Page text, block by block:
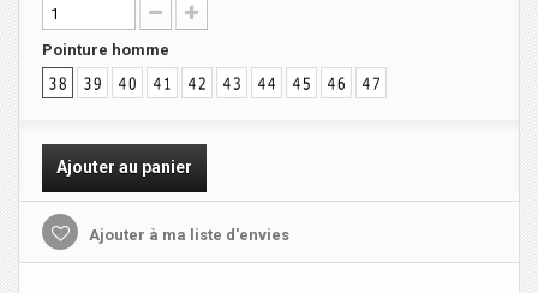
Pointure homme
Ajouter au panier
Ajouter à ma liste d'envies